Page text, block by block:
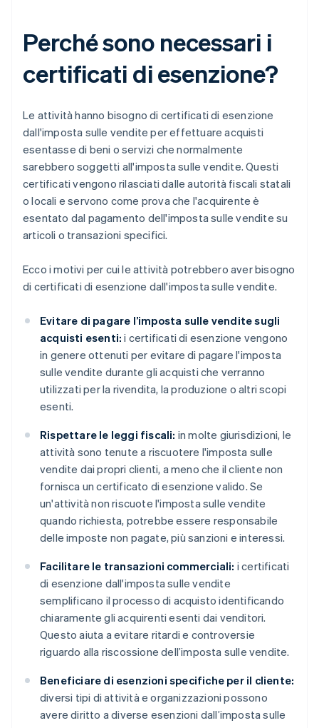
Perché sono necessari i
certificati di esenzione?
Le attività hanno bisogno di certificati di esenzione
dall'imposta sulle vendite per effettuare acquisti
esentasse di beni o servizi che normalmente
sarebbero soggetti all'imposta sulle vendite. Questi
certificati vengono rilasciati dalle autorità fiscali statali
o locali e servono come prova che l'acquirente è
esentato dal pagamento dell'imposta sulle vendite su
articoli o transazioni specifici.
Ecco i motivi per cui le attività potrebbero aver bisogno
di certificati di esenzione dall'imposta sulle vendite.
Evitare di pagare l’imposta sulle vendite sugli
acquisti esenti: i certificati di esenzione vengono
in genere ottenuti per evitare di pagare l'imposta
sulle vendite durante gli acquisti che verranno
utilizzati per la rivendita, la produzione o altri scopi
esenti.
Rispettare le leggi fiscali: in molte giurisdizioni, le
attività sono tenute a riscuotere l'imposta sulle
vendite dai propri clienti, a meno che il cliente non
fornisca un certificato di esenzione valido. Se
un'attività non riscuote l'imposta sulle vendite
quando richiesta, potrebbe essere responsabile
delle imposte non pagate, più sanzioni e interessi.
Facilitare le transazioni commerciali: i certificati
di esenzione dall'imposta sulle vendite
semplificano il processo di acquisto identificando
chiaramente gli acquirenti esenti dai venditori.
Questo aiuta a evitare ritardi e controversie
riguardo alla riscossione dell’imposta sulle vendite.
Beneficiare di esenzioni specifiche per il cliente:
diversi tipi di attività e organizzazioni possono
avere diritto a diverse esenzioni dall’imposta sulle